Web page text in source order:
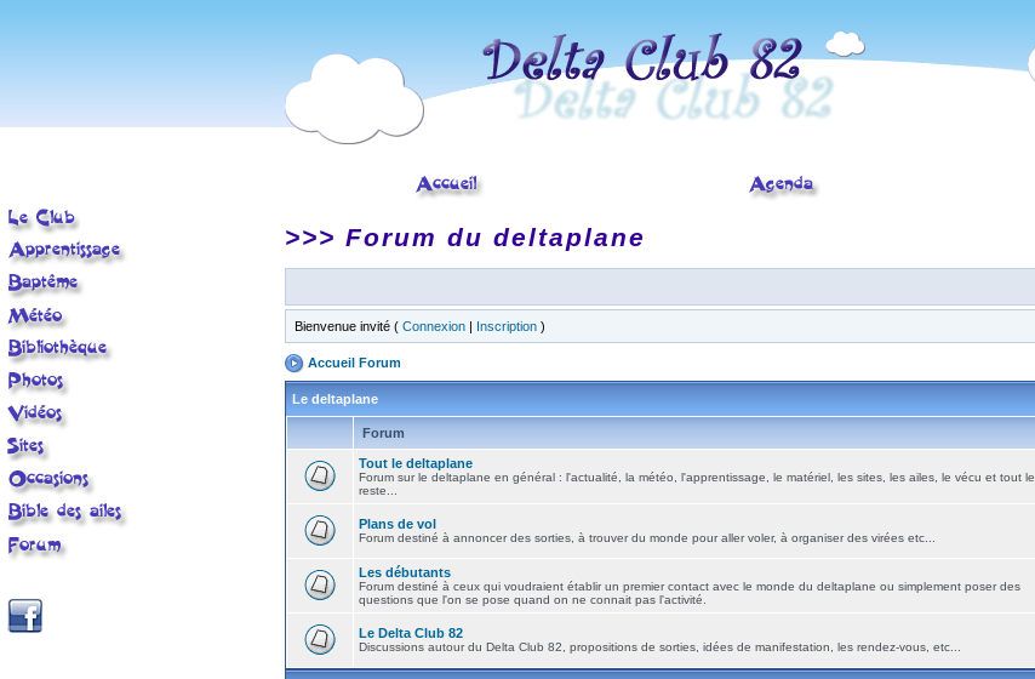
>>> Forum du deltaplane
Bienvenue invité ( Connexion | Inscription )
Accueil Forum
Le deltaplane
Forum
Tout le deltaplane
Forum sur le deltaplane en général : l'actualité, la météo, l'apprentissage, le matériel, les sites, les ailes, le vécu et tout le
reste...
Plans de vol
Forum destiné à annoncer des sorties, à trouver du monde pour aller voler, à organiser des virées etc...
Les débutants
Forum destiné à ceux qui voudraient établir un premier contact avec le monde du deltaplane ou simplement poser des
questions que l'on se pose quand on ne connait pas l'activité.
Le Delta Club 82
Discussions autour du Delta Club 82, propositions de sorties, idées de manifestation, les rendez-vous, etc...